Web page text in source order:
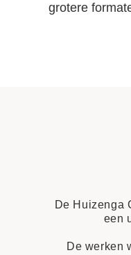
grotere
De Huizenga
een
De werken